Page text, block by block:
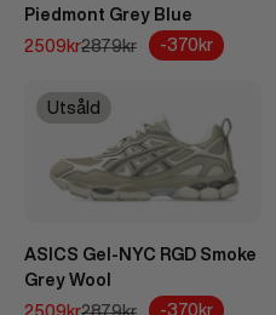
Piedmont Grey Blue
REA-pris
2509krPris
2879kr -370kr
Utsåld
ASICS Gel-NYC RGD Smoke
Grey Wool
REA-pris
2509krPris
2879kr -370kr